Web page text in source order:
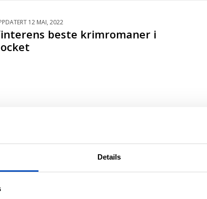
Details
12 MAI, 2022
beste krimromaner i